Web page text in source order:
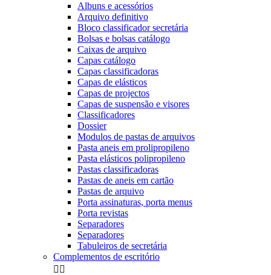
Albuns e acessórios
Arquivo definitivo
Bloco classificador secretária
Bolsas e bolsas catálogo
Caixas de arquivo
Capas catálogo
Capas classificadoras
Capas de elásticos
Capas de projectos
Capas de suspensão e visores
Classificadores
Dossier
Modulos de pastas de arquivos
Pasta aneis em prolipropileno
Pasta elásticos polipropileno
Pastas classificadoras
Pastas de aneis em cartão
Pastas de arquivo
Porta assinaturas, porta menus
Porta revistas
Separadores
Separadores
Tabuleiros de secretária
Complementos de escritório
 